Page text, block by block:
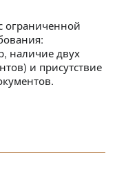
ограниченной
наличие двух
и присутствие